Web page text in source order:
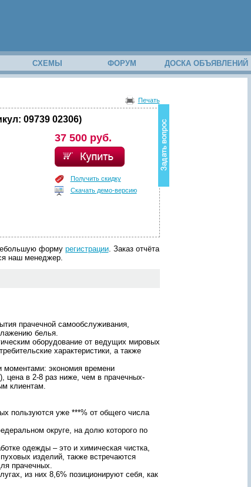
СХЕМЫ ФОРУМ ДОСКА ОБЪЯВЛЕНИЙ
о
з
с
п
о
с
о
д
е
ё
!
Печать
09739 02306)
37 500 руб.
Получить скидку
Скачать демо-версию
форму регистрации. Заказ отчёта
наш менеджер.
прачечной самообслуживания,
белья.
оборудование от ведущих мировых
характеристики, а также
моментами: экономия времени
цена в 2-8 раз ниже, чем в прачечных-
клиентам.
пользуются уже ***% от общего числа
округе, на долю которого по
одежды – это и химическая чистка,
изделий, также встречаются
прачечных.
из них 8,6% позиционируют себя, как